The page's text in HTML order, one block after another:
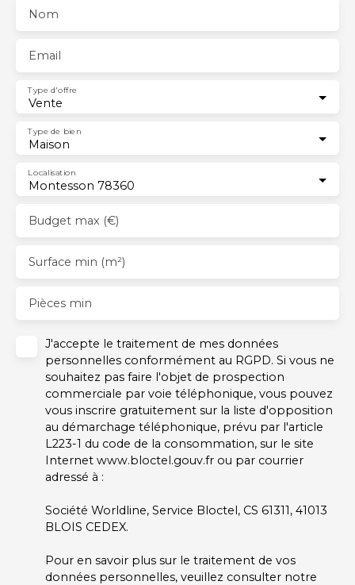
Nom
Email
Vente
Type d'offre
Maison
Type de bien
Montesson 78360
Localisation
Budget max (€)
Surface min (m²)
Pièces min
J'accepte le traitement de mes données
personnelles conformément au RGPD. Si vous ne
souhaitez pas faire l'objet de prospection
commerciale par voie téléphonique, vous pouvez
vous inscrire gratuitement sur la liste d'opposition
au démarchage téléphonique, prévu par l'article
L223-1 du code de la consommation, sur le site
Internet www.bloctel.gouv.fr ou par courrier
adressé à :
Société Worldline, Service Bloctel, CS 61311, 41013
BLOIS CEDEX.
Pour en savoir plus sur le traitement de vos
données personnelles, veuillez consulter notre